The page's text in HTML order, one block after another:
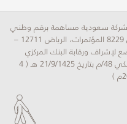
شركة سعودية مساهمة برقم وطني
موحد 7001473102 وعنوان مقره الرئيسي 8229 المؤتمرات، الرياض 12711 –
لإشراف ورقابة البنك المركزي
السعودي ومرخص بموجب المرسوم الملكي 48/م بتاريخ 21/9/1425 هـ ( 4